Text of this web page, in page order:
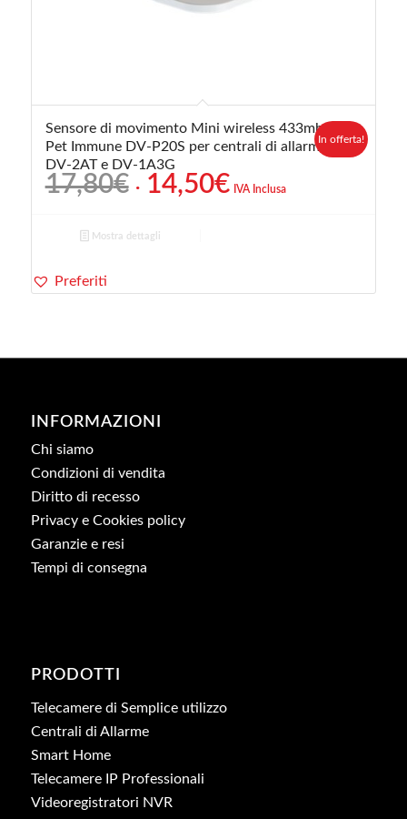
Sensore di movimento Mini wireless 433mhz
Pet Immune DV-P20S per centrali di allarme
DV-2AT e DV-1A3G
17,80€ Il
prezzo
originale
era:
14,50€IlIVA Inclusa
In offerta!
Mostra dettagli
Preferiti
INFORMAZIONI
Chi siamo
Condizioni di vendita
Diritto di recesso
Privacy e Cookies policy
Garanzie e resi
Tempi di consegna
PRODOTTI
Telecamere di Semplice utilizzo
Centrali di Allarme
Smart Home
Telecamere IP Professionali
Videoregistratori NVR